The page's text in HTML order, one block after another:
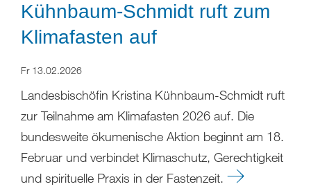
Kühnbaum-Schmidt ruft zum
Klimafasten auf
Fr 13.02.2026
Landesbischöfin Kristina Kühnbaum-Schmidt ruft
zur Teilnahme am Klimafasten 2026 auf. Die
bundesweite ökumenische Aktion beginnt am 18.
Februar und verbindet Klimaschutz, Gerechtigkeit
und spirituelle Praxis in der Fastenzeit.